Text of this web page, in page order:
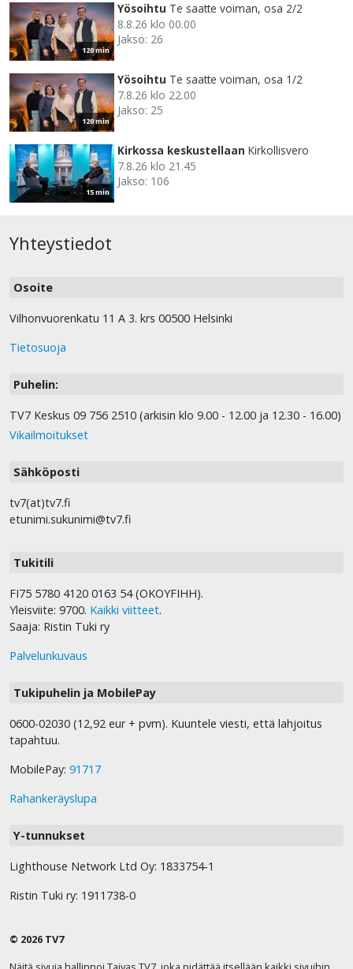
120 min
Yösoihtu Te saatte voiman, osa 2/2
8.8.26 klo 00.00
Jakso: 26
120 min
Yösoihtu Te saatte voiman, osa 1/2
7.8.26 klo 22.00
Jakso: 25
15 min
Kirkossa keskustellaan Kirkollisvero
7.8.26 klo 21.45
Jakso: 106
Yhteystiedot
Osoite
Vilhonvuorenkatu 11 A 3. krs 00500 Helsinki
Tietosuoja
Puhelin:
TV7 Keskus 09 756 2510 (arkisin klo 9.00 - 12.00 ja 12.30 - 16.00)
Vikailmoitukset
Sähköposti
tv7(at)tv7.fi
etunimi.sukunimi@tv7.fi
Tukitili
FI75 5780 4120 0163 54 (OKOYFIHH).
Yleisviite: 9700. Kaikki viitteet.
Saaja: Ristin Tuki ry
Palvelunkuvaus
Tukipuhelin ja MobilePay
0600-02030 (12,92 eur + pvm). Kuuntele viesti, että lahjoitus
tapahtuu.
MobilePay: 91717
Rahankeräyslupa
Y-tunnukset
Lighthouse Network Ltd Oy: 1833754-1
Ristin Tuki ry: 1911738-0
© 2026 TV7